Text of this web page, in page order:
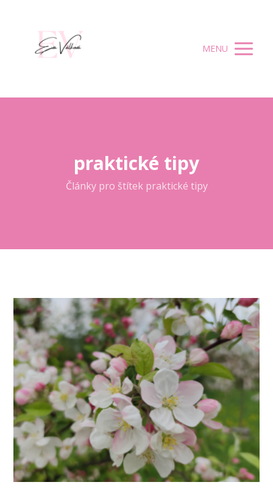
MENU
praktické tipy
Články pro štítek praktické tipy